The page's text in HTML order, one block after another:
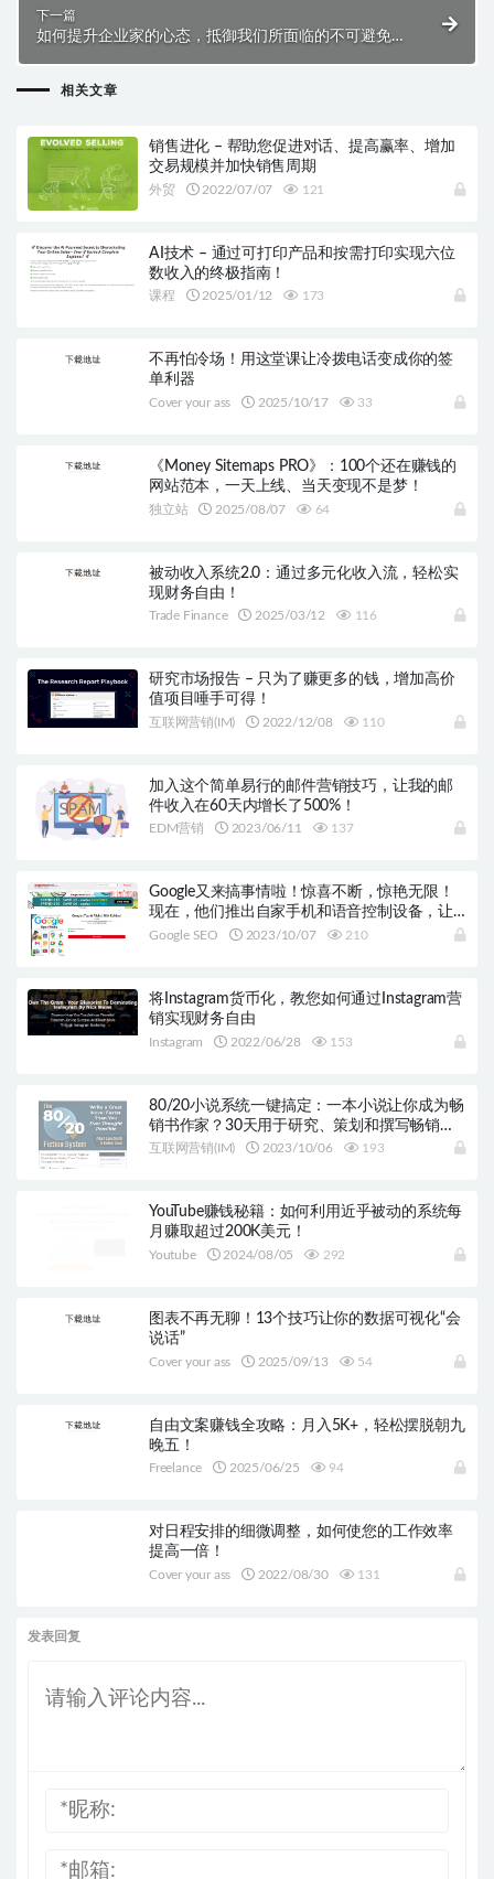
下一篇
如何提升企业家的心态，抵御我们所面临的不可避免的
相关文章
销售进化 – 帮助您促进对话、提高赢率、增加
交易规模并加快销售周期
外贸 2022/07/07 121
AI技术 – 通过可打印产品和按需打印实现六位
数收入的终极指南！
课程 2025/01/12 173
不再怕冷场！用这堂课让冷拨电话变成你的签
单利器
Cover your ass 2025/10/17 33
《Money Sitemaps PRO》：100个还在赚钱的
网站范本，一天上线、当天变现不是梦！
独立站 2025/08/07 64
被动收入系统2.0：通过多元化收入流，轻松实
现财务自由！
Trade Finance 2025/03/12 116
研究市场报告 – 只为了赚更多的钱，增加高价
值项目唾手可得！
互联网营销(IM) 2022/12/08 110
加入这个简单易行的邮件营销技巧，让我的邮
件收入在60天内增长了500%！
EDM营销 2023/06/11 137
Google又来搞事情啦！惊喜不断，惊艳无限！
现在，他们推出自家手机和语音控制设备，让
你的生活变得更加轻松！
Google SEO 2023/10/07 210
将Instagram货币化，教您如何通过Instagram营
销实现财务自由
Instagram 2022/06/28 153
80/20小说系统一键搞定：一本小说让你成为畅
销书作家？30天用于研究、策划和撰写畅销小
说
互联网营销(IM) 2023/10/06 193
YouTube赚钱秘籍：如何利用近乎被动的系统每
月赚取超过200K美元！
Youtube 2024/08/05 292
图表不再无聊！13个技巧让你的数据可视化“会
说话”
Cover your ass 2025/09/13 54
自由文案赚钱全攻略：月入5K+，轻松摆脱朝九
晚五！
Freelance 2025/06/25 94
对日程安排的细微调整，如何使您的工作效率
提高一倍！
Cover your ass 2022/08/30 131
发表回复